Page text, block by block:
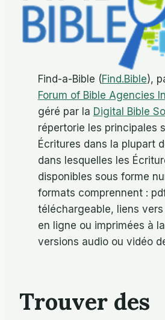
Find-a-Bible (Find.Bible),
Forum of Bible Agencies
géré par la Digital Bible
répertorie les principales
Écritures dans la plupart
dans lesquelles les
disponibles sous forme
formats comprennent :
téléchargeable, liens
en ligne ou imprimées à
versions audio ou vidéo
Trouver des